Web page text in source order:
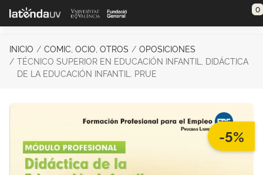
Saltar al contenido principal 0
INICIO COMIC, OCIO, OTROS
OPOSICIONES
TÉCNICO SUPERIOR EN EDUCACIÓN INFANTIL, DIDÁCTICA
DE LA EDUCACIÓN INFANTIL. PRUE
-5%